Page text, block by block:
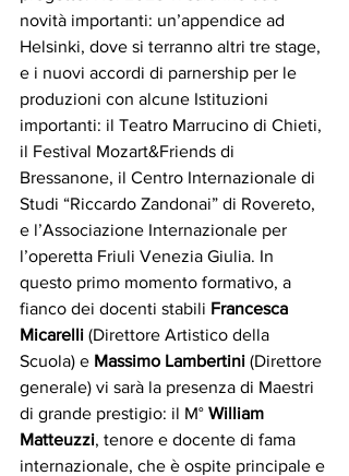
novità importanti: un’appendice ad
Helsinki, dove si terranno altri tre stage,
e i nuovi accordi di parnership per le
produzioni con alcune Istituzioni
importanti: il Teatro Marrucino di Chieti,
il Festival Mozart&Friends di
Bressanone, il Centro Internazionale di
Studi “Riccardo Zandonai” di Rovereto,
e l’Associazione Internazionale per
l’operetta Friuli Venezia Giulia. In
questo primo momento formativo, a
fianco dei docenti stabili Francesca
Micarelli (Direttore Artistico della
Scuola) e Massimo Lambertini (Direttore
generale) vi sarà la presenza di Maestri
di grande prestigio: il M° William
Matteuzzi, tenore e docente di fama
internazionale, che è ospite principale e